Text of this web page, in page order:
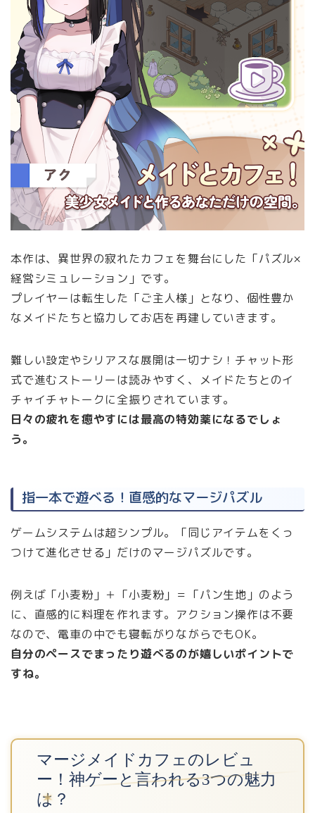
本作は、異世界の寂れたカフェを舞台にした「パズル×
経営シミュレーション」です。
プレイヤーは転生した「ご主人様」となり、個性豊か
なメイドたちと協力してお店を再建していきます。
難しい設定やシリアスな展開は一切ナシ！チャット形
式で進むストーリーは読みやすく、メイドたちとのイ
チャイチャトークに全振りされています。
日々の疲れを癒やすには最高の特効薬になるでしょ
う。
指一本で遊べる！直感的なマージパズル
ゲームシステムは超シンプル。「同じアイテムをくっ
つけて進化させる」だけのマージパズルです。
例えば「小麦粉」＋「小麦粉」＝「パン生地」のよう
に、直感的に料理を作れます。アクション操作は不要
なので、電車の中でも寝転がりながらでもOK。
自分のペースでまったり遊べるのが嬉しいポイントで
すね。
マージメイドカフェのレビュ
ー！神ゲーと言われる3つの魅力
は？